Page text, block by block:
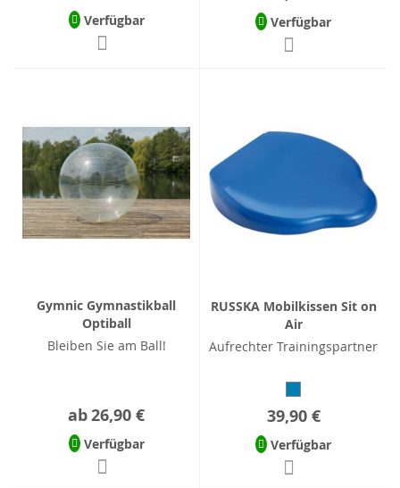
Verfügbar Verfügbar
Gymnic Gymnastikball
Optiball
Bleiben Sie am Ball!
ab26,90 €
Verfügbar
RUSSKA Mobilkissen Sit on
Air
Aufrechter Trainingspartner
39,90 €
Verfügbar